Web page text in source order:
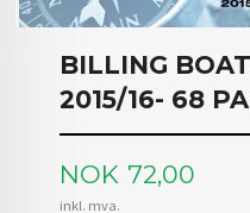
BILLING
2015/16- 68
Pris
NOK 72,00
inkl. mva.